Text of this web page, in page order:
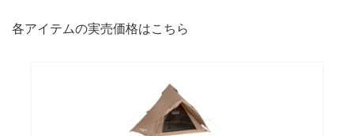
各アイテムの実売価格はこちら